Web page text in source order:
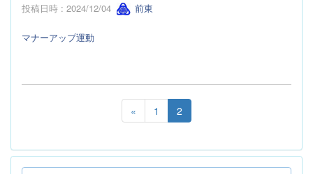
投稿日時 : 2024/12/04 前東
マナーアップ運動
« 1 2